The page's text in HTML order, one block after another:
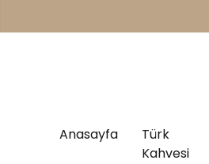
Anasayfa
Türk
Kahvesi